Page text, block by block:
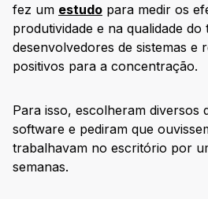
fez um estudo para medir os
produtividade e na qualidade do
desenvolvedores de sistemas e
positivos para a concentração.
Para isso, escolheram diversos
software e pediram que
trabalhavam no escritório por
semanas.